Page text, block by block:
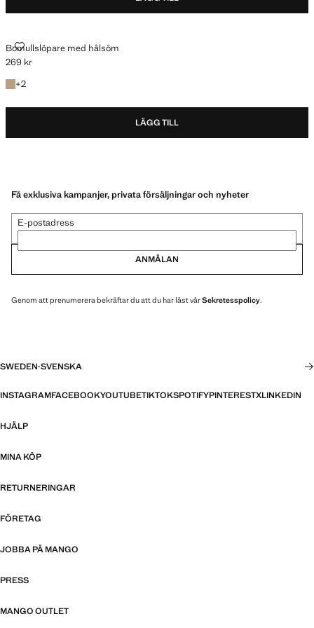
Bomullslöpare med hålsöm
BOMULLSLÖPARE MED HÅLSÖM
Gällande pris [269 kr ]
269 kr
+2
+2 färger
LÄGG TILL
Få exklusiva kampanjer, privata försäljningar och nyheter
E-postadress
ANMÄLAN
Genom att prenumerera bekräftar du att du har läst vårSekretesspolicy.
SWEDEN·SVENSKA
INSTAGRAMFACEBOOKYOUTUBETIKTOKSPOTIFYPINTERESTXLINKEDIN
HJÄLP
MINA KÖP
RETURNERINGAR
FÖRETAG
JOBBA PÅ MANGO
PRESS
MANGO OUTLET